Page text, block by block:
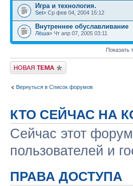
Игра и технология.
Set» Ср фев 04, 2004 15:12
Внутреннее обуславливание
Лёша» Чт апр 07, 2005 03:11
Показать
Новая тема
Вернуться в Список форумов
КТО СЕЙЧАС НА
Сейчас этот
пользователей и
ПРАВА ДОСТУПА